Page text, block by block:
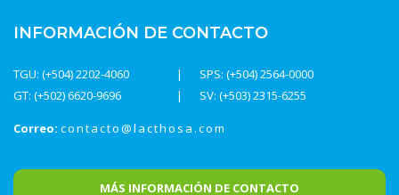
INFORMACIÓN DE CONTACTO
TGU: (+504) 2202-4060
SPS: (+504) 2564-0000
SV: (+503) 2315-6255
GT: (+502) 6620-9696
Correo: contacto@lacthosa.com
MÁS INFORMACIÓN DE CONTACTO